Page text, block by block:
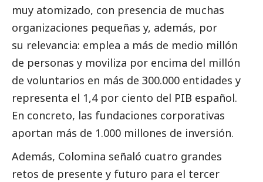
muy atomizado, con presencia de muchas
organizaciones pequeñas y, además, por
su relevancia: emplea a más de medio millón
de personas y moviliza por encima del millón
de voluntarios en más de 300.000 entidades y
representa el 1,4 por ciento del PIB español.
En concreto, las fundaciones corporativas
aportan más de 1.000 millones de inversión.
Además, Colomina señaló cuatro grandes
retos de presente y futuro para el tercer